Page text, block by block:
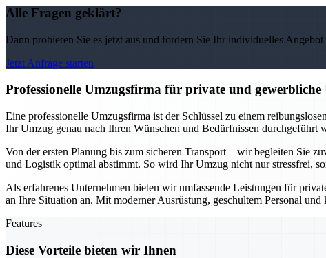
Alle Fragen geklärt?
Dann probieren Sie es jetzt aus und fordern Sie Ihr individuelles
Jetzt Anfrage starten
Professionelle Umzugsfirma für private und
Eine professionelle Umzugsfirma ist der Schlüssel zu einem
Ihr Umzug genau nach Ihren Wünschen und Bedürfnissen
Von der ersten Planung bis zum sicheren Transport – wir begleiten Sie
und Logistik optimal abstimmt. So wird Ihr Umzug nicht nur stressfrei,
Als erfahrenes Unternehmen bieten wir umfassende Leistungen für
an Ihre Situation an. Mit moderner Ausrüstung, geschultem Personal
Features
Diese Vorteile bieten wir Ihnen